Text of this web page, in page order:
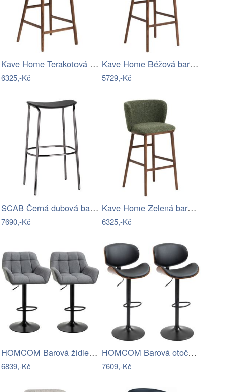
Kave Home Terakotová barová židle…
6325,-Kč
Kave Home Béžová barová židle Ciselia…
5729,-Kč
SCAB Černá dubová barová židle Trick…
7690,-Kč
Kave Home Zelená barová židle Ciselia…
6325,-Kč
HOMCOM Barová židle s opěradlem a…
6839,-Kč
HOMCOM Barová otočná židle s podnožkou…
7609,-Kč